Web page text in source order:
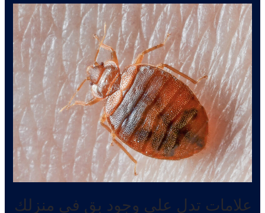
علامات تدل على وجود بق في منزلك